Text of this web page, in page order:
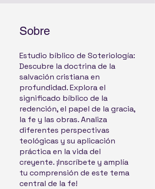
Sobre
Estudio bíblico de Soteriología:
Descubre la doctrina de la
salvación cristiana en
profundidad. Explora el
significado bíblico de la
redención, el papel de la gracia,
la fe y las obras. Analiza
diferentes perspectivas
teológicas y su aplicación
práctica en la vida del
creyente. ¡Inscríbete y amplía
tu comprensión de este tema
central de la fe!